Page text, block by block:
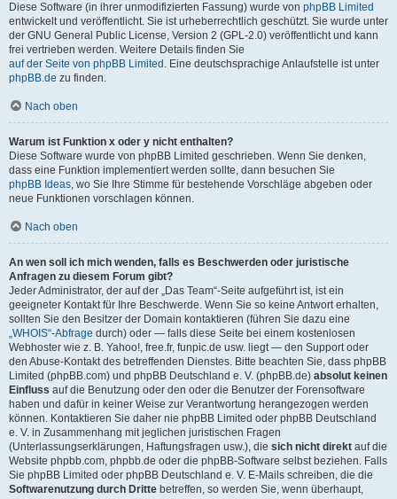
Diese Software (in ihrer unmodifizierten Fassung) wurde von phpBB Limited
entwickelt und veröffentlicht. Sie ist urheberrechtlich geschützt. Sie wurde unter
der GNU General Public License, Version 2 (GPL-2.0) veröffentlicht und kann
frei vertrieben werden. Weitere Details finden Sie
auf der Seite von phpBB Limited . Eine deutschsprachige Anlaufstelle ist unter
phpBB.de zu finden.
Nach oben
Warum ist Funktion x oder y nicht enthalten?
Diese Software wurde von phpBB Limited geschrieben. Wenn Sie denken,
dass eine Funktion implementiert werden sollte, dann besuchen Sie
phpBB Ideas, wo Sie Ihre Stimme für bestehende Vorschläge abgeben oder
neue Funktionen vorschlagen können.
Nach oben
An wen soll ich mich wenden, falls es Beschwerden oder juristische
Anfragen zu diesem Forum gibt?
Jeder Administrator, der auf der „Das Team“-Seite aufgeführt ist, ist ein
geeigneter Kontakt für Ihre Beschwerde. Wenn Sie so keine Antwort erhalten,
sollten Sie den Besitzer der Domain kontaktieren (führen Sie dazu eine
„WHOIS“-Abfrage durch) oder — falls diese Seite bei einem kostenlosen
Webhoster wie z. B. Yahoo!, free.fr, funpic.de usw. liegt — den Support oder
den Abuse-Kontakt des betreffenden Dienstes. Bitte beachten Sie, dass phpBB
Limited (phpBB.com) und phpBB Deutschland e. V. (phpBB.de) absolut keinen
Einfluss auf die Benutzung oder den oder die Benutzer der Forensoftware
haben und dafür in keiner Weise zur Verantwortung herangezogen werden
können. Kontaktieren Sie daher nie phpBB Limited oder phpBB Deutschland
e. V. in Zusammenhang mit jeglichen juristischen Fragen
(Unterlassungserklärungen, Haftungsfragen usw.), die sich nicht direkt auf die
Website phpbb.com, phpbb.de oder die phpBB-Software selbst beziehen. Falls
Sie phpBB Limited oder phpBB Deutschland e. V. E-Mails schreiben, die die
Softwarenutzung durch Dritte betreffen, so werden Sie, wenn überhaupt,